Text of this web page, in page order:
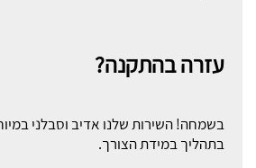
עזרה בהתקנה?
בשמחה! השירות שלנו אדיב וסבלני
בתהליך במידת הצורך.